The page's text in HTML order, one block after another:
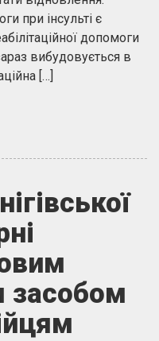
при інсульті є
допомоги
вибудовується в
[…]
засобом